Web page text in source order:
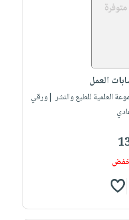
العمل
العلمية للطبع والنشر |ورقي